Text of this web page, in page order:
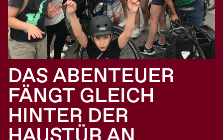
DAS ABENTEUER
FÄNGT GLEICH
HINTER DER